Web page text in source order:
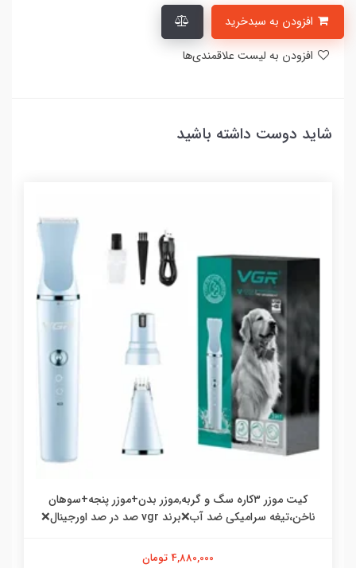
شاید دوست داشته باشید
کیت موزر ۳کاره سگ و گربه,موزر بدن+موزر پنجه+سوهان
ناخن،تیغه سرامیکی ضد آب❌برند vgr صد در صد اورجینال❌
4,880,000 تومان